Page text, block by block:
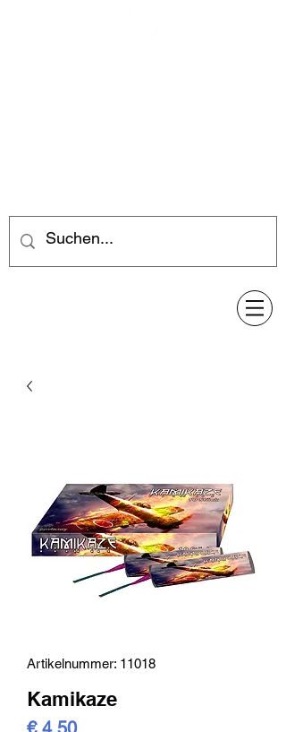
Artikelnummer: 11018
Kamikaze
Preis